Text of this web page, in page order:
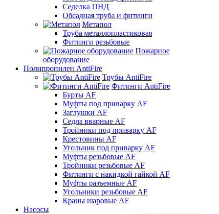
Седелка ПНД
Обсадная труба и фитинги
Метапол
Труба металлопластиковая
Фитинги резьбовые
Пожарное
оборудование
Полипропилен AntiFire
Трубы AntiFire
Фитинги AntiFire
Бурты AF
Муфты под приварку AF
Заглушки AF
Седла вварные AF
Тройники под приварку AF
Крестовины AF
Угольник под приварку AF
Муфты резьбовые AF
Тройники резьбовые AF
Фитинги с накидкой гайкой AF
Муфты разъемные AF
Угольники резьбовые AF
Краны шаровые AF
Насосы